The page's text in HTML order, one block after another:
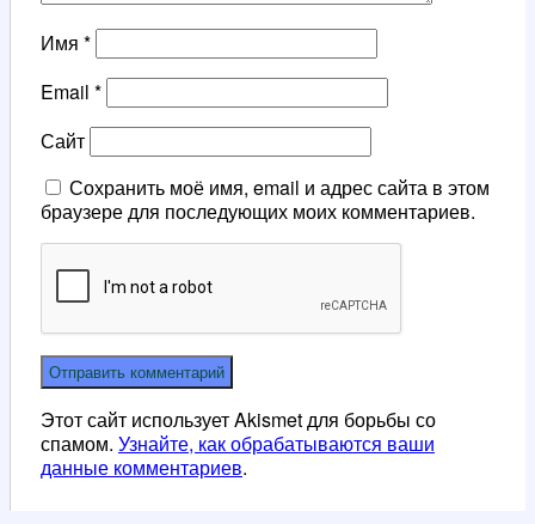
Имя *
Email *
Сайт
Сохранить моё имя, email и адрес сайта в этом
браузере для последующих моих комментариев.
Этот сайт использует Akismet для борьбы со
спамом. Узнайте, как обрабатываются ваши
данные комментариев.